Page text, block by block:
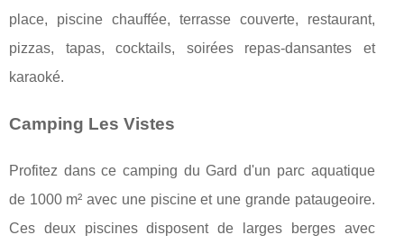
place, piscine chauffée, terrasse couverte, restaurant,
pizzas, tapas, cocktails, soirées repas-dansantes et
karaoké.
Camping Les Vistes
Profitez dans ce camping du Gard d'un parc aquatique
de 1000 m² avec une piscine et une grande pataugeoire.
Ces deux piscines disposent de larges berges avec